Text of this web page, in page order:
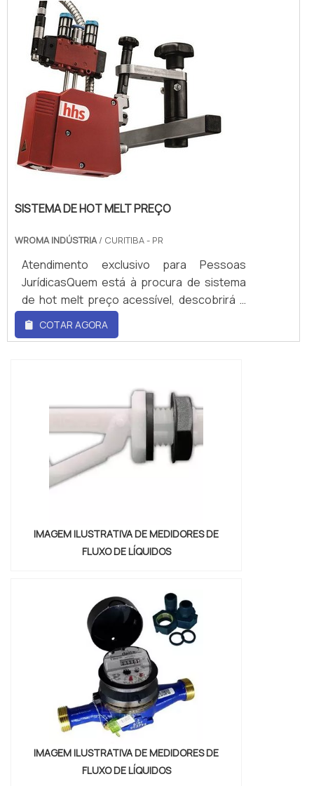
conector ip66 preço, com a melhor mão de
obra da WRoma receberá precisão com
pagamento acessível.ALGUNS DETALHES
SOBRE CONECTOR IP66 PREÇOHá muitas
maneiras eficientes de dem...
SISTEMA DE HOT MELT PREÇO
WROMA INDÚSTRIA/ CURITIBA - PR
Atendimento exclusivo para Pessoas
JurídicasQuem está à procura de sistema
de hot melt preço acessível, descobrirá a
empresa líder do mercado. Realizando uma
cotação no marketplace Soluções
mercado.ALGUNS DETALHES SOBRE
SISTEMA DE HOT MELT PREÇOSe alguém
busca por sistema de hot melt preço justo
e em uma empresa comprometida com os
serviços, encontra na WRoma.
Disponibilizando...
COTAR AGORA
IMAGEM ILUSTRATIVA DE MEDIDORES DE
FLUXO DE LÍQUIDOS
IMAGEM ILUSTRATIVA DE MEDIDORES DE
FLUXO DE LÍQUIDOS